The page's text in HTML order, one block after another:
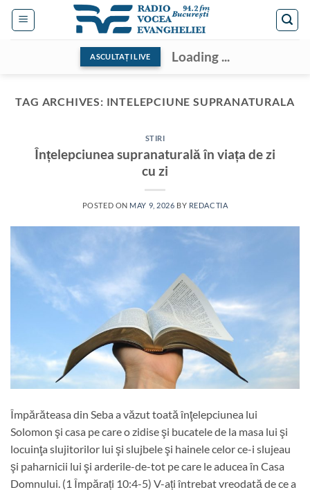
Skip
ASCULTAȚI LIVE Loading ...
TAG ARCHIVES: INTELEPCIUNE SUPRANATURALA
STIRI
Înțelepciunea supranaturală în viața de zi
cu zi
POSTED ON MAY 9, 2026 BY REDACTIA
Împărăteasa din Seba a văzut toată înţelepciunea lui
Solomon şi casa pe care o zidise şi bucatele de la masa lui şi
locuinţa slujitorilor lui şi slujbele şi hainele celor ce-i slujeau
şi paharnicii lui şi arderile-de-tot pe care le aducea în Casa
Domnului. (1 Împărați 10:4-5) V-ați întrebat vreodată de ce a